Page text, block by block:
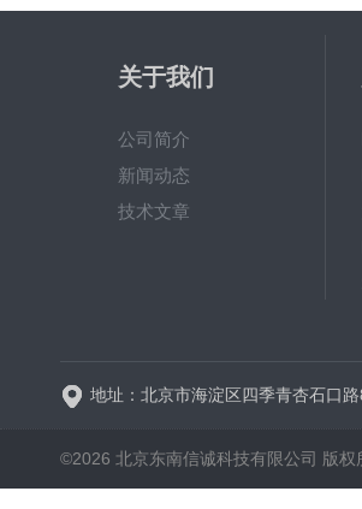
关于我们
公司简介
新闻动态
技术文章
©2026 北京东南信诚科技有限公司 版